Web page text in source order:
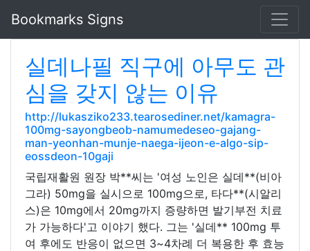
Bookmarks Signs
실데나필 직구에 아무도 관
심을 갖지 않는 이유
http://lukasziko233.tearosediner.net/kamagra-
100mg-sayongbeob-namumedeseo-gajang-
man-yeonhan-munje-naega-ijeon-e-algo-sip-
eossdeon-10gaji
국립재활원 원장 박**씨는 '여성 노인은 실데**(비아
그라) 50mg을 실시으로 100mg으로, 타다**(시알리
스)은 10mg에서 20mg까지 증량하면 발기부전 치료
가 가능하다'고 이야기 했다. 그는 '실데** 100mg 투
여 후에도 반응이 없으면 3~4차례 더 복용한 후 효능